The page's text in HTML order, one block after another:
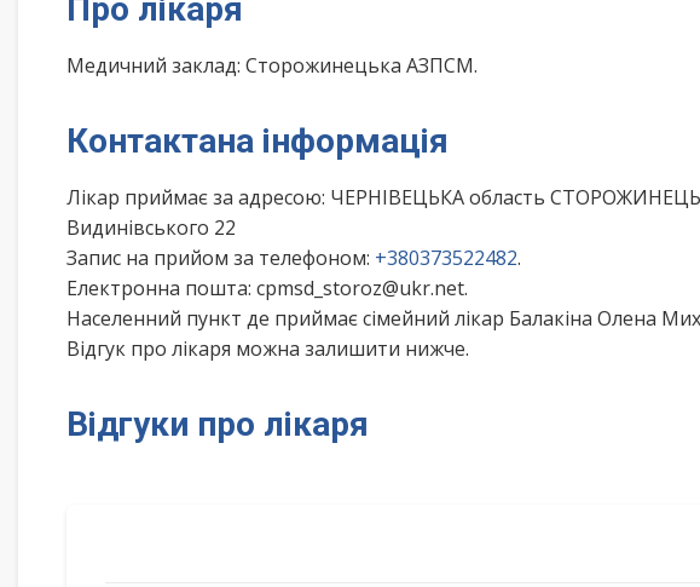
Про лікаря
Медичний заклад: Сторожинецька АЗПСМ.
Контактана інформація
Лікар приймає за адресою: ЧЕРНІВЕЦЬКА область
Видинівського 22
Запис на прийом за телефоном: +380373522482.
Електронна пошта: cpmsd_storoz@ukr.net.
Населенний пункт де приймає сімейний лікар Балакіна Олена
Відгук про лікаря можна залишити нижче.
Відгуки про лікаря